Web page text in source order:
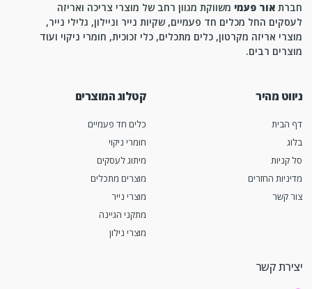
חברת אור פעמי משווקת מגוון רחב של מוצרי צריכה ואריזה
לעסקים החל מכלים חד פעמיים, שקיות נייר וניילון, גלילי נייר,
מוצרי אריזה מקרטון, כלים מתכלים, כלי זכוכית, חומרי ניקוי ועוד
מוצרים רבים.
ניווט מהיר
דף הבית
בלוג
סל קניות
מדיניות החזרים
צור קשר
קטלוג המוצרים
כלים חד פעמיים
חומרי ניקוי
מיתוג לעסקים
מוצרים מתכלים
מוצרי נייר
מתקני הגיינה
מוצרי נילון
יצירת קשר